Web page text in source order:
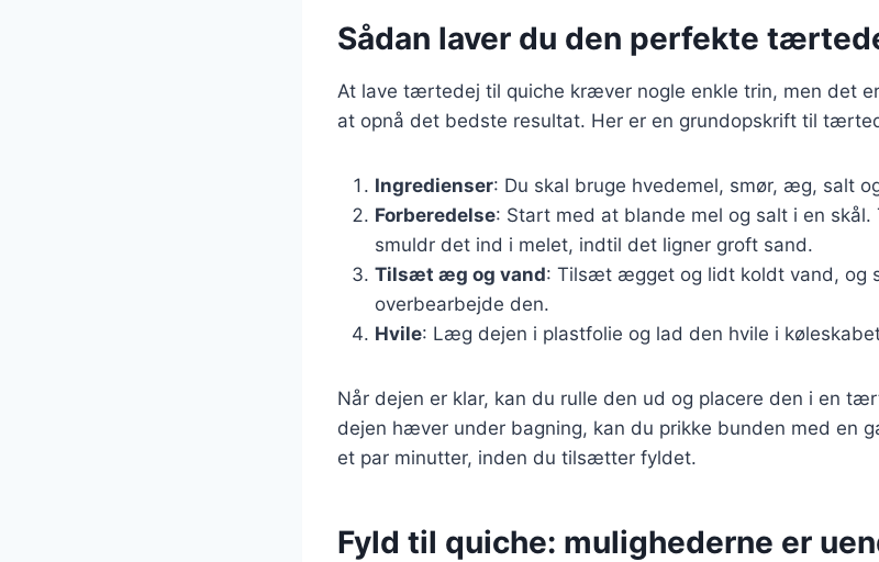
Sådan laver du den perfekte
At lave tærtedej til quiche kræver nogle enkle trin, men det
at opnå det bedste resultat. Her er en grundopskrift til
Ingredienser: Du skal bruge hvedemel, smør, æg, salt
Forberedelse: Start med at blande mel og salt i en
smuldr det ind i melet, indtil det ligner groft sand.
Tilsæt æg og vand: Tilsæt ægget og lidt koldt vand, og
overbearbejde den.
Hvile: Læg dejen i plastfolie og lad den hvile i
Når dejen er klar, kan du rulle den ud og placere den i en
dejen hæver under bagning, kan du prikke bunden med en
et par minutter, inden du tilsætter fyldet.
Fyld til quiche: mulighederne er